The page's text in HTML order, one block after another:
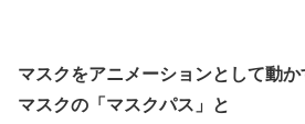
マスクをアニメーションとして動か
マスクの「マスクパス」と